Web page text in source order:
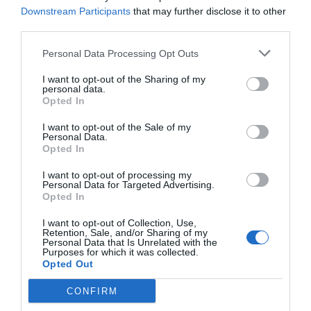
Downstream Participants that may further disclose it to other
Personal Data Processing Opt Outs
I want to opt-out of the Sharing of my
personal data.
Opted In
I want to opt-out of the Sale of my
Personal Data.
Opted In
I want to opt-out of processing my
Personal Data for Targeted Advertising.
Opted In
I want to opt-out of Collection, Use,
Retention, Sale, and/or Sharing of my
Personal Data that Is Unrelated with the
Purposes for which it was collected.
Opted Out
CONFIRM
Μπάρτσα. Και αυτό μπορεί να ενεργοποιεί το
αντανακλαστικό της υπεράσπισης του
αριστεροπόδαρου μύθου, όμως δεν παύει να είναι
Γιουβέντους στο Βερολίνο, ο Τσάβι Ερνάντεθ έπαιξε
το τελευταίο του ματς με τους Blaugrana.
καλοκαίρι αποχώρησε ο Ντάνι Αλβες και το
μεθεπόμενο, μαζί, οι Αντρές Ινιέστα και Νεϊμάρ.
Οι Βραζιλιάνοι δεν μπαίνουν στην ίδια κλίμακα με τους
Καταλανούς legend μέσους, όμως όλοι μαζί έφτιαξαν
η Μπαρτσελόνα δεν θα είχε αλλάξει status στην Ευρώπη
χωρίς τον Μέσι, καθώς πριν από εκείνον ήταν η ομάδα
του ενός Champions League. Δίχως τον Αργεντινό και
την εμφάνισή του ως false-nine οι αντίπαλες άμυνες δεν
θα είχαν να αντιμετωπίζουν ένα πυρηνικό όπλο, όμως